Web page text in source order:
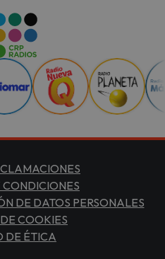
CONDICIONES
DE DATOS PERSONALES
COOKIES
DE ÉTICA